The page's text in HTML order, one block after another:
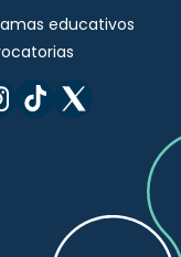
educativos